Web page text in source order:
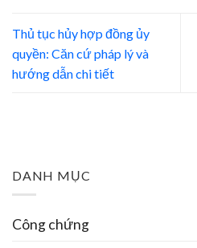
Thủ tục hủy hợp đồng ủy
quyền: Căn cứ pháp lý và
hướng dẫn chi tiết
DANH MỤC
Công chứng